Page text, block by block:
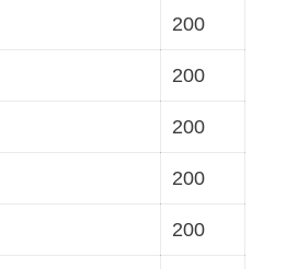
200
200
200
200
200